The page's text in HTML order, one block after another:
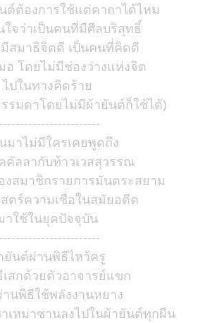
ต์ต้องการใช้แต่คาถาได้ไหม
จว่าเป็นคนที่มีศีลบริสุทธิ์
สมาธิจิตดี เป็นคนที่คิดดี
อ โดยไม่มีช่องว่างแห่งจิต
ไปในทางคิดร้าย
รมดาโดยไม่มีผ้ายันต์ก็ใช้ได้)
มาไม่มีใครเคยพูดถึง
คัลลากับท้าวเวสสุวรรณ
งสมาชิกรายการมันตระสยาม
ตร์ความเชื่อในสมัยอดีต
าใช้ในยุคปัจจุบัน
ยันต์ผ่านพิธีไหว้ครู
สกด้วยตัวอาจารย์แขก
นพิธีใช้พลังงานหยาง
เหมาซานลงไปในผ้ายันต์ทุกผืน